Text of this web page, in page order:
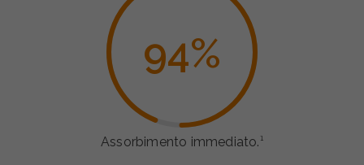
94%
Assorbimento immediato.¹